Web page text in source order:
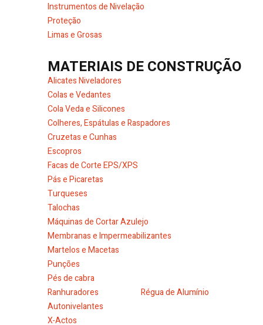
Instrumentos de Nivelação
Proteção
Limas e Grosas
MATERIAIS DE CONSTRUÇÃO
Alicates Niveladores
Colas e Vedantes
Cola Veda e Silicones
Colheres, Espátulas e Raspadores
Cruzetas e Cunhas
Escopros
Facas de Corte EPS/XPS
Pás e Picaretas
Turqueses
Talochas
Máquinas de Cortar Azulejo
Membranas e Impermeabilizantes
Martelos e Macetas
Punções
Pés de cabra
Ranhuradores
Régua de Alumínio
Autonivelantes
X-Actos